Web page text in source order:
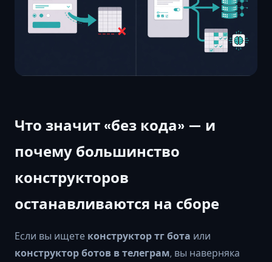
Что значит «без кода» — и
почему большинство
конструкторов
останавливаются на сборе
Если вы ищете конструктор тг бота или
конструктор ботов в телеграм, вы наверняка